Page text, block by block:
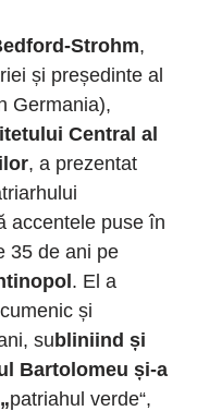
Strohm,
și președinte al
Germania),
Central al
, a prezentat
accentele puse în
35 de ani pe
. El a
și
subliniind și
Bartolomeu și-a
patriahul verde“,